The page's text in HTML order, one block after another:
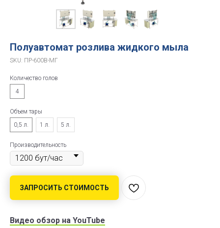
Полуавтомат розлива жидкого мыла
SKU: ПР-600В-МГ
Количество голов
4
Объем тары
0,5 л.
1 л. 5 л.
Производительность
ЗАПРОСИТЬ СТОИМОСТЬ
Видео обзор на YouTube